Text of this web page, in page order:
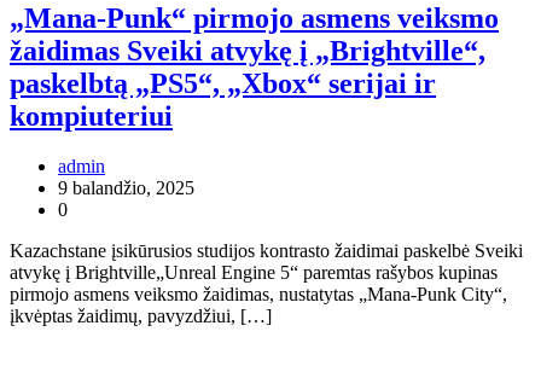
„Mana-Punk“ pirmojo asmens veiksmo
žaidimas Sveiki atvykę į „Brightville“,
paskelbtą „PS5“, „Xbox“ serijai ir
kompiuteriui
admin
9 balandžio, 2025
0
Kazachstane įsikūrusios studijos kontrasto žaidimai paskelbė Sveiki
atvykę į Brightville„Unreal Engine 5“ paremtas rašybos kupinas
pirmojo asmens veiksmo žaidimas, nustatytas „Mana-Punk City“,
įkvėptas žaidimų, pavyzdžiui, […]